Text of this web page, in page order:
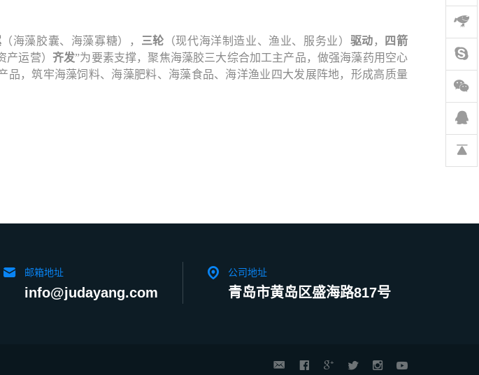
（海藻胶囊、海藻寡糖）， 三轮 （现代海洋制造业、渔业、服务业） 驱动 ，
四箭
产运营） 齐发”为要素支撑，聚焦海藻胶三大综合加工主产品，做强海藻药用空心
品，筑牢海藻饲料、海藻肥料、海藻食品、海洋渔业四大发展阵地，形成高质量
邮箱地址
info@judayang.com
公司地址
青岛市黄岛区盛海路817号